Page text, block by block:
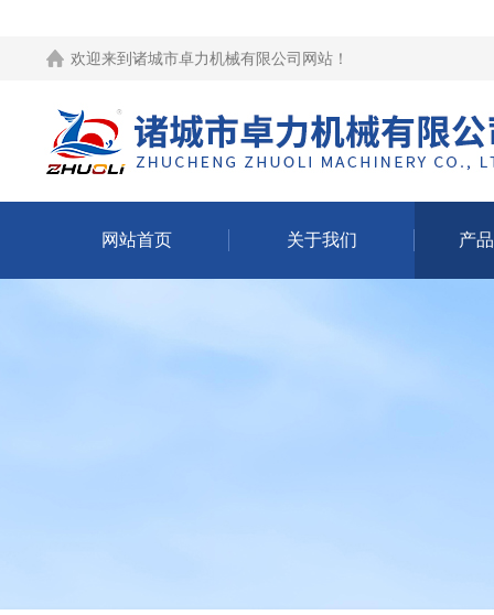
欢迎来到 诸城市卓力机械有限公司网站 ！
网站首页 关于我们 产